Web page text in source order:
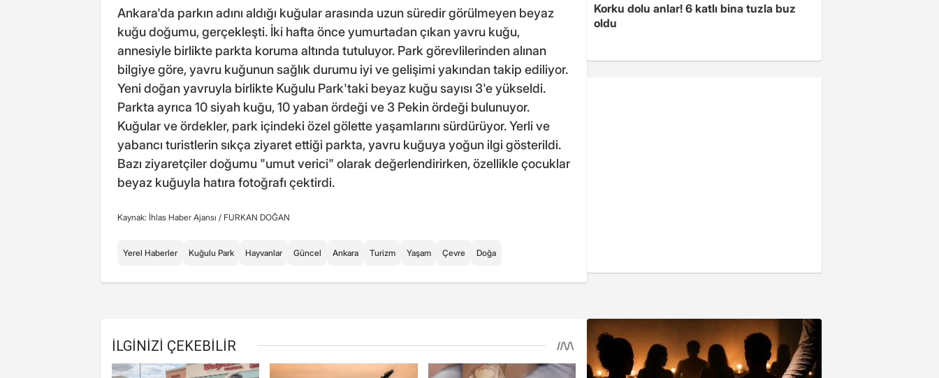
Ankara'da parkın adını aldığı kuğular arasında uzun süredir görülmeyen beyaz
kuğu doğumu, gerçekleşti. İki hafta önce yumurtadan çıkan yavru kuğu,
annesiyle birlikte parkta koruma altında tutuluyor. Park görevlilerinden alınan
bilgiye göre, yavru kuğunun sağlık durumu iyi ve gelişimi yakından takip ediliyor.
Yeni doğan yavruyla birlikte Kuğulu Park'taki beyaz kuğu sayısı 3'e yükseldi.
Parkta ayrıca 10 siyah kuğu, 10 yaban ördeği ve 3 Pekin ördeği bulunuyor.
Kuğular ve ördekler, park içindeki özel gölette yaşamlarını sürdürüyor. Yerli ve
yabancı turistlerin sıkça ziyaret ettiği parkta, yavru kuğuya yoğun ilgi gösterildi.
Bazı ziyaretçiler doğumu "umut verici" olarak değerlendirirken, özellikle çocuklar
beyaz kuğuyla hatıra fotoğrafı çektirdi.
Kaynak: İhlas Haber Ajansı / FURKAN DOĞAN
Yerel Haberler Kuğulu Park Hayvanlar Güncel Ankara Turizm Yaşam Çevre Doğa
Korku dolu anlar! 6 katlı bina tuzla buz
oldu